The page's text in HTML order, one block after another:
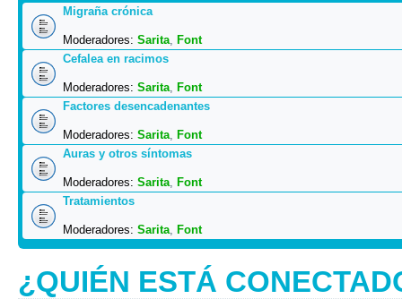
Migraña crónica
Moderadores: Sarita, Font
Cefalea en racimos
Moderadores: Sarita, Font
Factores desencadenantes
Moderadores: Sarita, Font
Auras y otros síntomas
Moderadores: Sarita, Font
Tratamientos
Moderadores: Sarita, Font
¿QUIÉN ESTÁ